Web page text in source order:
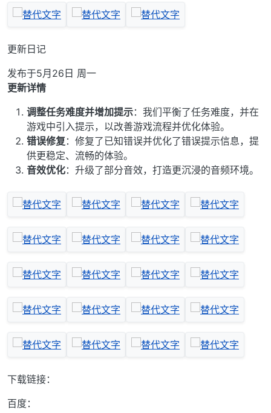
更新日记
发布于5月26日 周一
更新详情
调整任务难度并增加提示：我们平衡了任务难度，并在
游戏中引入提示，以改善游戏流程并优化体验。
错误修复 ：修复了已知错误并优化了错误提示信息，提
供更稳定、流畅的体验。
音效优化：升级了部分音效，打造更沉浸的音频环境。
下载链接：
百度：